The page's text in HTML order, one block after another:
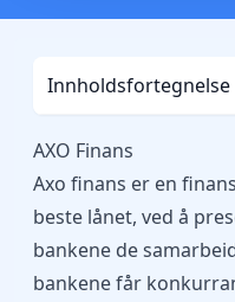
Innholdsfortegnelse
AXO Finans
Axo finans er en
beste lånet, ved å
bankene de
bankene får